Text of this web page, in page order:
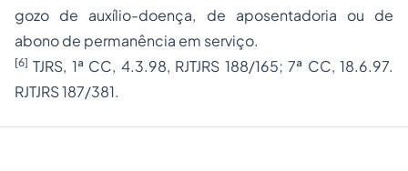
gozo de auxílio-doença, de aposentadoria ou de
abono de permanência em serviço.
[6] TJRS, 1ª CC, 4.3.98, RJTJRS 188/165; 7ª CC, 18.6.97.
RJTJRS 187/381.